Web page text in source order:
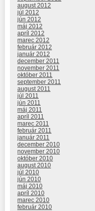
august 2012
júl 2012
jún 2012
máj 2012
apríl 2012
marec 2012
február 2012
január 2012
december 2011
november 2011
október 2011
september 2011
august 2011
júl 2011
jún 2011
máj 2011
apríl 2011
marec 2011
február 2011
január 2011
december 2010
november 2010
október 2010
august 2010
júl 2010
jún 2010
máj 2010
apríl 2010
marec 2010
február 2010